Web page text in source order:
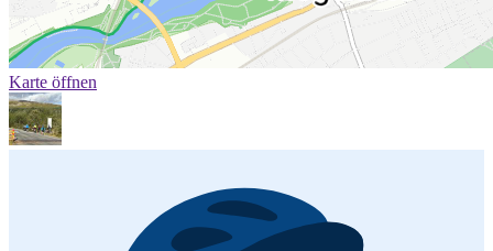
Karte öffnen